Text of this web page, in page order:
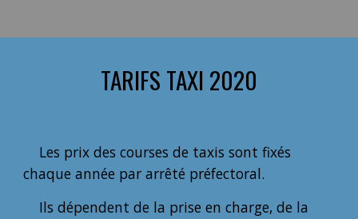
TARIFS TAXI 2020
Les prix des courses de taxis sont fixés
chaque année par arrêté préfectoral.
Ils dépendent de la prise en charge, de la